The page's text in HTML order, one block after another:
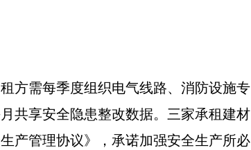
方需每季度组织电气线路、消防设施专
共享安全隐患整改数据。三家承租建材
产管理协议》，承诺加强安全生产所必